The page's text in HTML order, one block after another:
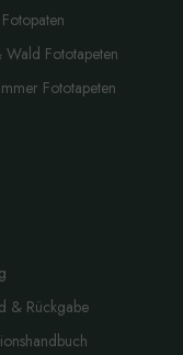
Wald Fototapeten
Fototapeten
& Rückgabe